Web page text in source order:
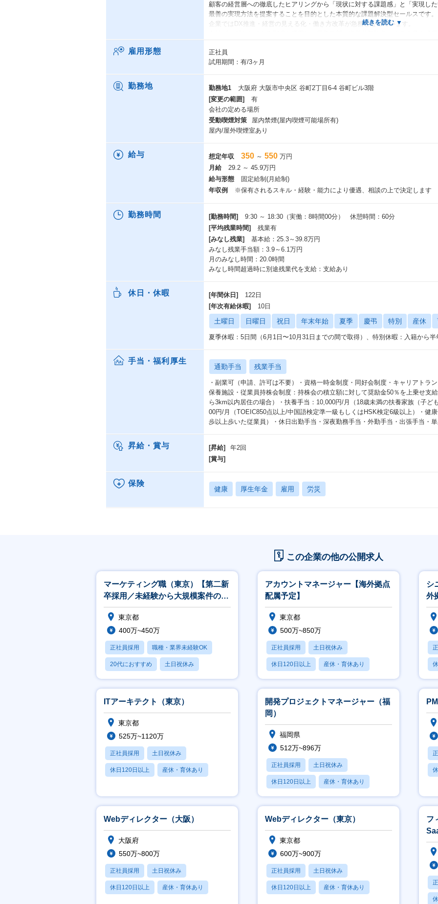
顧客の経営層への徹底したヒアリングから「現状に対する課題感」と「実現した
最善の実現方法を提案することを目的とした本質的な課題解決型セールスです。
企業ではDX推進・経営の見える化・働き方改革が急務となっています。
＜ZACとは＞
販売管理、購買管理、勤怠管理、工数管理、経費管理、経営分析など、企業の
ールを備えています。
主に中小企業（従業員20名規模）から中堅企業（5000名規模）まで、幅広い企
＜ZACで取り扱う経営課題＞
基幹システムだからこそ、企業の根幹に関わる大きなテーマに向き合います。
・IPO（株式公開）を見据えた内部統制の強化・ガバナンス構築
・働き方改革に伴う、脱アナログ・ペーパーレス化によるバックオフィス業務の
・属人化した業務プロセスの標準化と、法改正へのスムーズな対応
・プロジェクトごとの精緻な収支管理（どんぶり勘定からの脱却）
＜やり取りするカウンターパーソン＞
・役員陣、取締役などの経営トップ
・経営管理部門、事業企画部門
・情報システム部門 など
※経営陣と直接対峙し、全社的なプロジェクトを牽引していただきます。
雇用形態
正社員
試用期間：有/3ヶ月
勤務地 勤務地1
大阪府 大阪市中央区 谷町2丁目6-4 谷町ビル3階
[変更の範囲]
有
会社の定める場所
受動喫煙対策
屋内禁煙(屋内喫煙可能場所有)
屋内/屋外喫煙室あり
給与 想定年収 350 ～ 550 万円
月給
29.2 ～ 45.9万円
給与形態
固定給制(月給制)
年収例
※保有されるスキル・経験・能力により優遇、相談の上で決定します
勤務時間 [勤務時間]
9:30 ～ 18:30（実働：8時間00分） 休憩時間：60分
[平均残業時間]
残業有
[みなし残業]
基本給：25.3～39.8万円
みなし残業手当額：3.9～6.1万円
月のみなし時間：20.0時間
みなし時間超過時に別途残業代を支給：支給あり
休日・休暇 [年間休日]
122日
[年次有給休暇]
10日
土曜日 日曜日 祝日 年末年始 夏季 慶弔 特別 産休
夏季休暇：5日間（6月1日〜10月31日までの間で取得）、特別休暇：入籍から半
手当・福利厚生
通勤手当 残業手当
・副業可（申請、許可は不要）・資格一時金制度・同好会制度・キャリアトラ
保養施設・従業員持株会制度：持株会の積立額に対して奨励金50％を上乗せ支
ら3km以内居住の場合）・扶養手当：10,000円/月（18歳未満の扶養家族（子ど
00円/月（TOEIC850点以上/中国語検定準一級もしくはHSK検定6級以上）・健
歩以上歩いた従業員）・休日出勤手当・深夜勤務手当・外勤手当・出張手当・
昇給・賞与 [昇給]
年2回
[賞与]
保険
健康 厚生年金 雇用 労災
この企業の他の公開求人
マーケティング職（東京）【第二新
卒採用／未経験から大規模案件のマ
ーケティングが経験できる／研修充
実】東京都
400万~450万
正社員採用 職種・業界未経験OK
20代におすすめ 土日祝休み
休日120日以上
アカウントマネージャー【海外拠点
配属予定】
東京都
500万~850万
正社員採用 土日祝休み
休日120日以上 産休・育休あり
月残業20時間以内
シ
外
ITアーキテクト（東京）
東京都
525万~1120万
正社員採用 土日祝休み
休日120日以上 産休・育休あり
開発プロジェクトマネージャー（福
岡）
福岡県
512万~896万
正社員採用 土日祝休み
休日120日以上 産休・育休あり
学歴不問
PM
Webディレクター（大阪）
大阪府
550万~800万
正社員採用 土日祝休み
休日120日以上 産休・育休あり
Webディレクター（東京）
東京都
600万~900万
正社員採用 土日祝休み
休日120日以上 産休・育休あり
フ
上